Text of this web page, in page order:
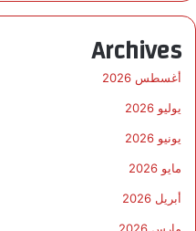
Archives
أغسطس 2026
يوليو 2026
يونيو 2026
مايو 2026
أبريل 2026